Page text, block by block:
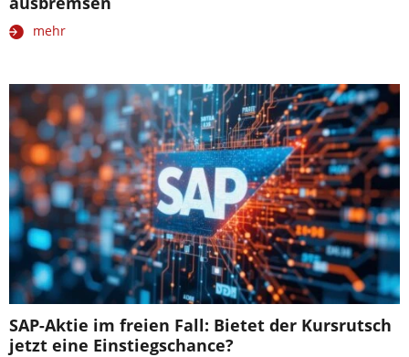
mehr
SAP-Aktie im freien Fall: Bietet der Kursrutsch
jetzt eine Einstiegschance?